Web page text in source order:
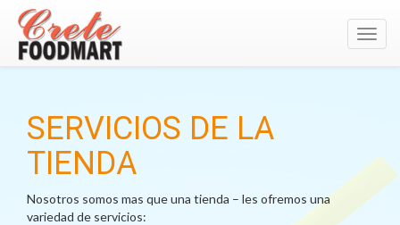
SERVICIOS DE LA
TIENDA
Nosotros somos mas que una tienda – les ofremos una
variedad de servicios: